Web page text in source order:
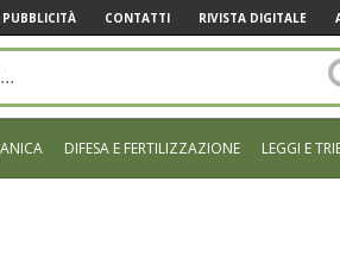
PUBBLICITÀ CONTATTI RIVISTA DIGITALE
DIFESA E FERTILIZZAZIONE LEGGI E